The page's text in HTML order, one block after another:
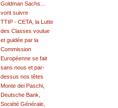
Goldman Sachs...
vont suivre
TTIP - CETA, la Lutte
des Classes voulue
et guidée par la
Commission
Européenne se fait
sans nous et par-
dessus nos têtes
Monte dei Paschi,
Deutsche Bank,
Société Générale,